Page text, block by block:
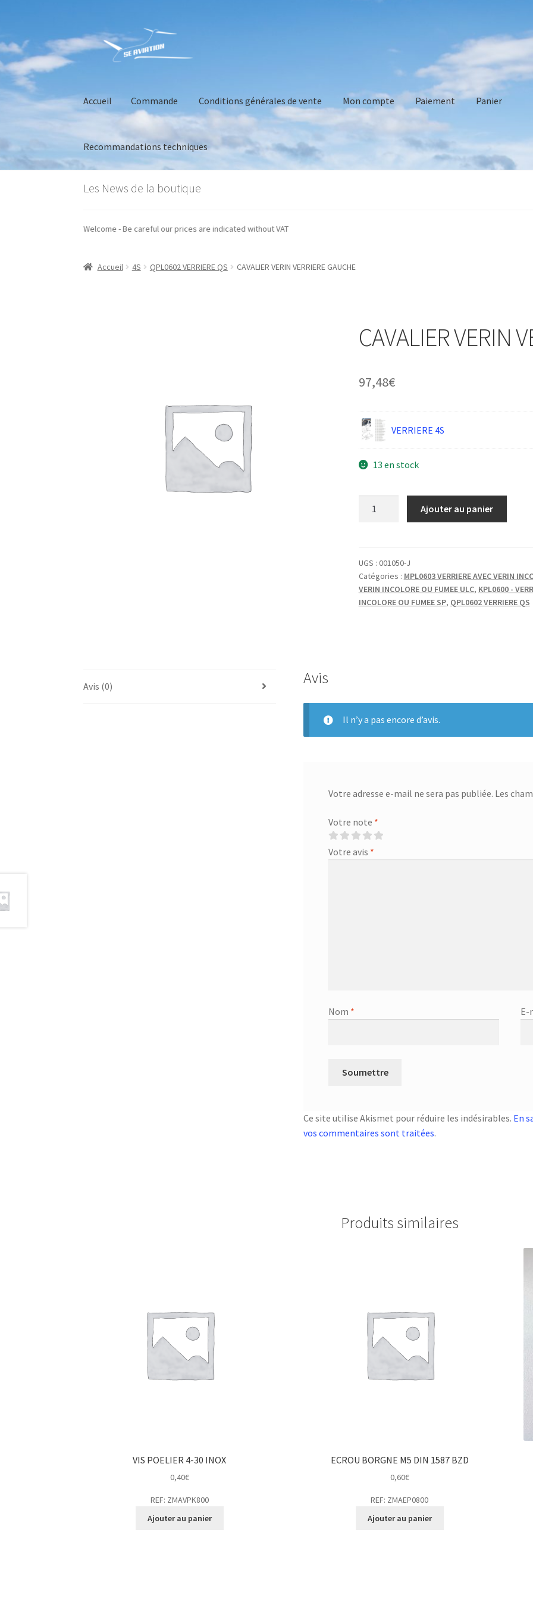
Aller
à
Aller
au
contenu
Accueil Commande Conditions générales de vente Mon compte Paiement Panier
Recommandations techniques
AccueilCommandeConditions générales de vente
Les News de la boutique
prix sont indiqués hors taxes - Welcome - Be careful our prices are indicated without VAT
Accueil 4S QPL0602 VERRIERE QS CAVALIER VERIN VERRIERE GAUCHE
CAVALIER VERIN
97,48€
VERRIERE 4S
13 en stock
VERRIERE
GAUCHE
Ajouter au panier
UGS : 001050-J
Catégories : MPL0603 VERRIERE AVEC VERIN
VERIN INCOLORE OU FUMEE ULC, KPL0600 -
INCOLORE OU FUMEE SP, QPL0602 VERRIERE QS
Avis (0) Avis
Il n’y a pas encore d’avis.
Votre adresse e-mail ne sera pas publiée. Les
Votre note *
Votre avis *
Nom * E-
Ce site utilise Akismet pour réduire les indésirables. En
vos commentaires sont traitées.
Produits similaires
VIS POELIER 4-30 INOX
0,40€
REF: ZMAVPK800
Ajouter au panier
ECROU BORGNE M5 DIN 1587 BZD
0,60€
REF: ZMAEP0800
Ajouter au panier